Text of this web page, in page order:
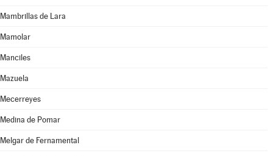
Mambrillas de Lara
Mamolar
Manciles
Mazuela
Mecerreyes
Medina de Pomar
Melgar de Fernamental